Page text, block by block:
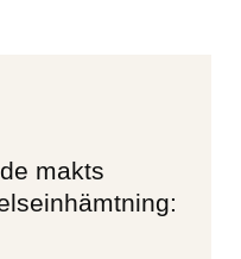
makts